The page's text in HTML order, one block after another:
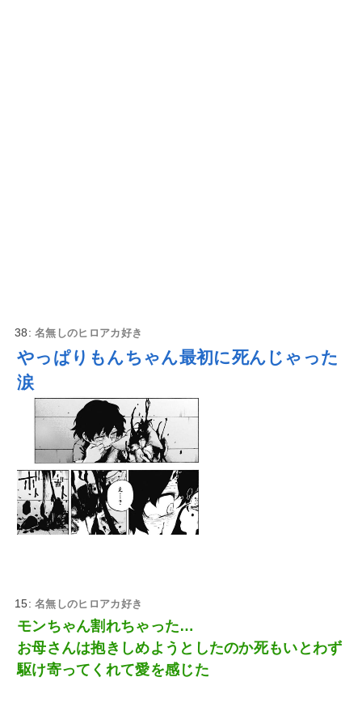
38:名無しのヒロアカ好き
やっぱりもんちゃん最初に死んじゃった
涙
15:名無しのヒロアカ好き
モンちゃん割れちゃった…
お母さんは抱きしめようとしたのか死もいとわず
駆け寄ってくれて愛を感じた